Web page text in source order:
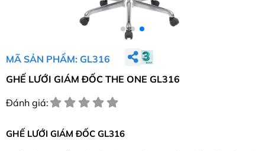
MÃ SẢN PHẨM: GL316
GHẾ LƯỚI GIÁM ĐỐC THE ONE GL316
Đánh giá:
GHẾ LƯỚI GIÁM ĐỐC GL316